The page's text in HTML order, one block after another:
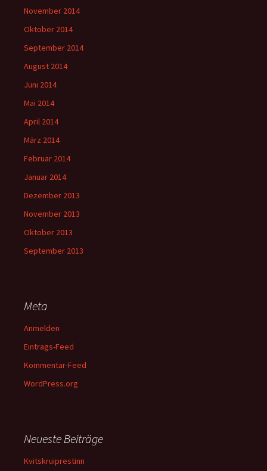
November 2014
Oktober 2014
September 2014
August 2014
Juni 2014
Mai 2014
April 2014
März 2014
Februar 2014
Januar 2014
Dezember 2013
November 2013
Oktober 2013
September 2013
Meta
Anmelden
Eintrags-Feed
Kommentar-Feed
WordPress.org
Neueste Beiträge
Kvitskruiprestinn